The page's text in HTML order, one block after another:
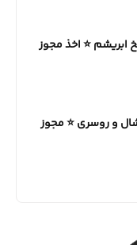
ابریشم ⭐️ اخذ مجوز
و روسری ⭐️ مجوز